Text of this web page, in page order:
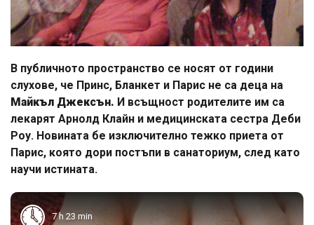
В публичното пространство се носят от години
слухове, че Принс, Бланкет и Парис не са деца на
Майкъл Джексън. И всъщност родителите им са
лекарят Арнолд Клайн и медицинската сестра Деби
Роу. Новината бе изключително тежко приета от
Парис, която дори постъпи в санаториум, след като
научи истината.
7 h 23 min